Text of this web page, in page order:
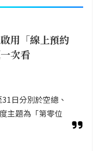
用「線上預約
次看
日分別於空總、
主題為「第零位